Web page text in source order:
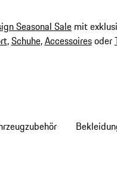
Seasonal Sale mit
,Schuhe,Accessoiresoder